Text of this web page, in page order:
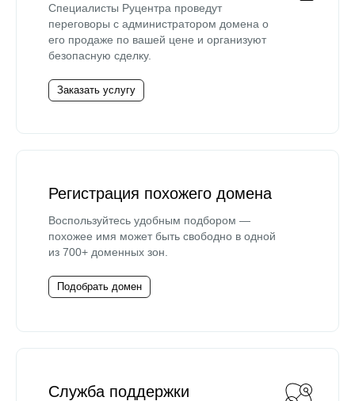
Специалисты Руцентра проведут
переговоры с администратором домена о
его продаже по вашей цене и организуют
безопасную сделку.
Заказать услугу
Регистрация похожего домена
Воспользуйтесь удобным подбором —
похожее имя может быть свободно в одной
из 700+ доменных зон.
Подобрать домен
Служба поддержки